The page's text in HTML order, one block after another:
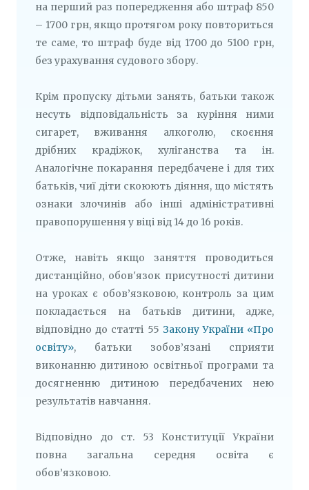
на перший раз попередження або штраф 850
– 1700 грн, якщо протягом року повториться
те саме, то штраф буде від 1700 до 5100 грн,
без урахування судового збору.
Крім пропуску дітьми занять, батьки також
несуть відповідальність за куріння ними
сигарет, вживання алкоголю, скоєння
дрібних крадіжок, хуліганства та ін.
Аналогічне покарання передбачене і для тих
батьків, чиї діти скоюють діяння, що містять
ознаки злочинів або інші адміністративні
правопорушення у віці від 14 до 16 років.
Отже, навіть якщо заняття проводиться
дистанційно, обов'язок присутності дитини
на уроках є обов’язковою, контроль за цим
покладається на батьків дитини, адже,
відповідно до статті 55 Закону України «Про
освіту», батьки зобов’язані сприяти
виконанню дитиною освітньої програми та
досягненню дитиною передбачених нею
результатів навчання.
Відповідно до ст. 53 Конституції України
повна загальна середня освіта є
обов’язковою.